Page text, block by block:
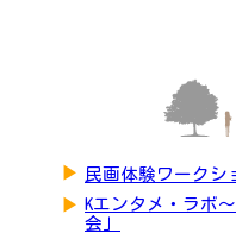
▶ 民画体験ワークシ
▶ Kエンタメ・ラボ
会」